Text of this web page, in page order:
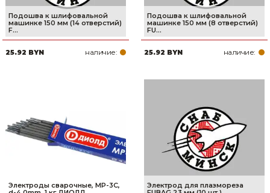
Подошва к шлифовальной
машинке 150 мм (14 отверстий)
F...
25.92 BYN наличие:
Подошва к шлифовальной
машинке 150 мм (8 отверстий)
FU...
25.92 BYN наличие:
Электроды сварочные, МР-3С,
Электрод для плазмореза